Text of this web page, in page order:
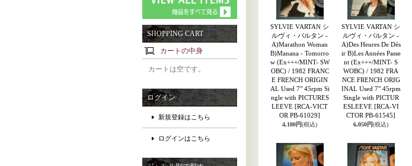
SHOPPING CART
カートの中身
カートは空です。
ログイン
新規登録はこちら
ログインはこちら
SYLVIE VARTAN シ
ルヴィ・バルタン -
A)Marathon Woman
B)Manana - Tomorro
w (Ex+++/MINT- SW
OBC) / 1982 FRANC
E FRENCH ORIGIN
AL Used 7" 45rpm Si
ngle with PICTURES
LEEVE [RCA-VICT
OR PB-61029]
4,180円(税込)
SYLVIE VARTAN シ
ルヴィ・バルタン -
A)Des Heures De Dés
ir B)Les Années Passe
nt (Ex+++/MINT- S
WOBC) / 1982 FRA
NCE FRENCH ORIG
INAL Used 7" 45rpm
Single with PICTUR
ESLEEVE [RCA-VI
CTOR PB-61545]
6,050円(税込)